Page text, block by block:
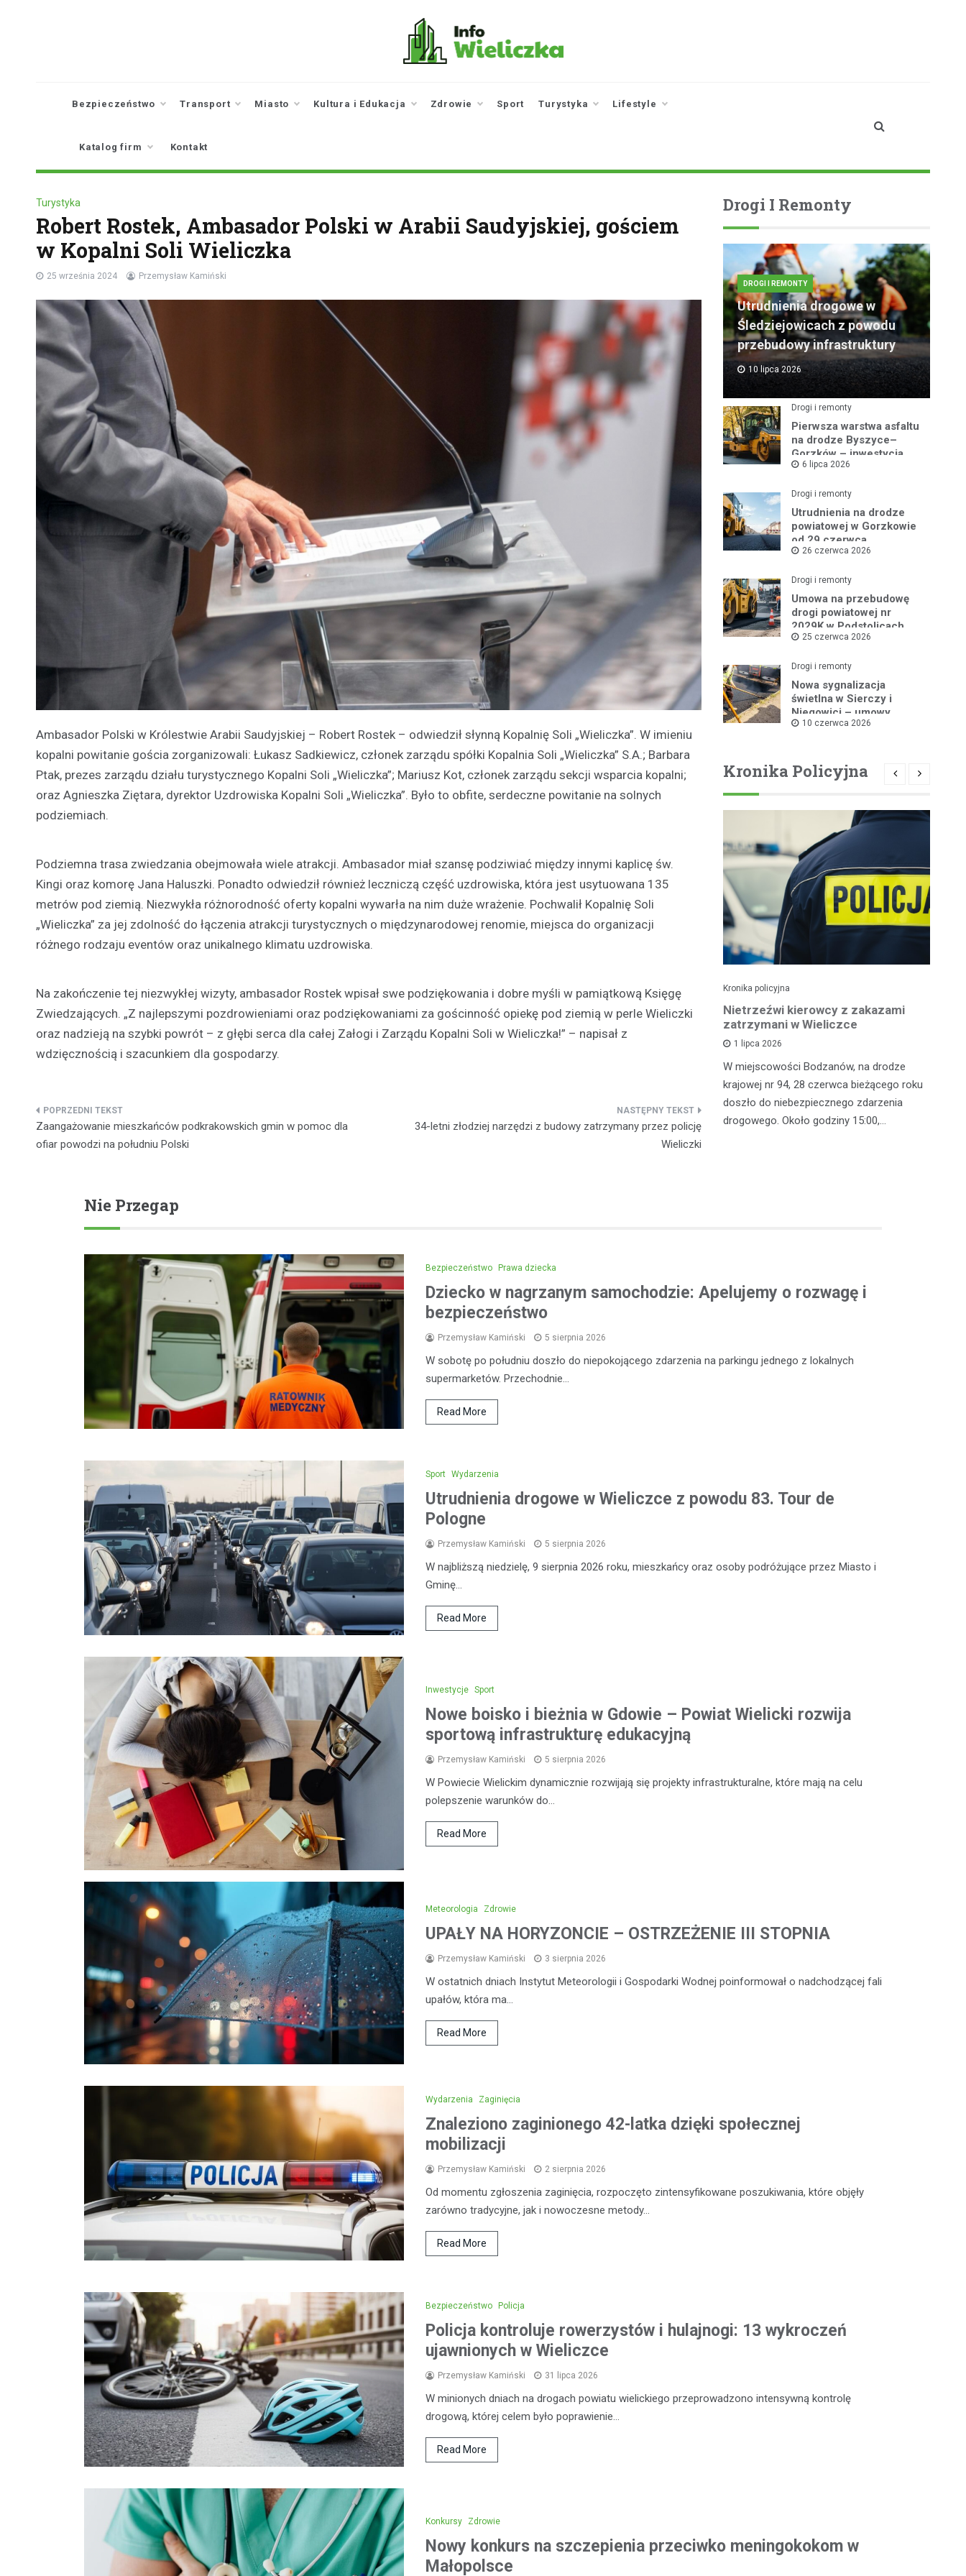
Bezpieczeństwo Transport Miasto Kultura i Edukacja Zdrowie Sport Turystyka Lifestyle
Katalog firm Kontakt
Turystyka
Robert Rostek, Ambasador Polski w Arabii Saudyjskiej, gościem
w Kopalni Soli Wieliczka
25 września 2024 Przemysław Kamiński
Ambasador Polski w Królestwie Arabii Saudyjskiej – Robert Rostek – odwiedził słynną Kopalnię Soli „Wieliczka”. W imieniu
kopalni powitanie gościa zorganizowali: Łukasz Sadkiewicz, członek zarządu spółki Kopalnia Soli „Wieliczka” S.A.; Barbara
Ptak, prezes zarządu działu turystycznego Kopalni Soli „Wieliczka”; Mariusz Kot, członek zarządu sekcji wsparcia kopalni;
oraz Agnieszka Ziętara, dyrektor Uzdrowiska Kopalni Soli „Wieliczka”. Było to obfite, serdeczne powitanie na solnych
podziemiach.
Podziemna trasa zwiedzania obejmowała wiele atrakcji. Ambasador miał szansę podziwiać między innymi kaplicę św.
Kingi oraz komorę Jana Haluszki. Ponadto odwiedził również leczniczą część uzdrowiska, która jest usytuowana 135
metrów pod ziemią. Niezwykła różnorodność oferty kopalni wywarła na nim duże wrażenie. Pochwalił Kopalnię Soli
„Wieliczka” za jej zdolność do łączenia atrakcji turystycznych o międzynarodowej renomie, miejsca do organizacji
różnego rodzaju eventów oraz unikalnego klimatu uzdrowiska.
Na zakończenie tej niezwykłej wizyty, ambasador Rostek wpisał swe podziękowania i dobre myśli w pamiątkową Księgę
Zwiedzających. „Z najlepszymi pozdrowieniami oraz podziękowaniami za gościnność opiekę pod ziemią w perle Wieliczki
oraz nadzieją na szybki powrót – z głębi serca dla całej Załogi i Zarządu Kopalni Soli w Wieliczka!” – napisał z
wdzięcznością i szacunkiem dla gospodarzy.
Nawigacja
wpisu
Zaangażowanie mieszkańców podkrakowskich gmin w pomoc dla
ofiar powodzi na południu Polski
34-letni złodziej narzędzi z budowy zatrzymany przez policję
Wieliczki
Drogi I Remonty
DROGI I REMONTY
Utrudnienia drogowe w
Śledziejowicach z powodu
przebudowy infrastruktury
10 lipca 2026
Drogi i remonty
Pierwsza warstwa asfaltu
na drodze Byszyce–
Gorzków – inwestycja
nabiera tempa!
6 lipca 2026
Drogi i remonty
Utrudnienia na drodze
powiatowej w Gorzkowie
od 29 czerwca
26 czerwca 2026
Drogi i remonty
Umowa na przebudowę
drogi powiatowej nr
2029K w Podstolicach
podpisana!
25 czerwca 2026
Drogi i remonty
Nowa sygnalizacja
świetlna w Sierczy i
Niegowici – umowy
podpisane!
10 czerwca 2026
Kronika Policyjna
Kronika policyjna
Areszt dla 31-latka za jazdę po
alkoholu i spowodowanie wypadku
kwietnia w…
Kronika policyjna
Nietrzeźwi kierowcy z zakazami
zatrzymani w Wieliczce
1 lipca 2026
W miejscowości Bodzanów, na drodze
krajowej nr 94, 28 czerwca bieżącego roku
doszło do niebezpiecznego zdarzenia
drogowego. Około godziny 15:00,…
Nie Przegap
Bezpieczeństwo Prawa dziecka
Dziecko w nagrzanym samochodzie: Apelujemy o rozwagę i
bezpieczeństwo
Przemysław Kamiński 5 sierpnia 2026
W sobotę po południu doszło do niepokojącego zdarzenia na parkingu jednego z lokalnych
supermarketów. Przechodnie…
Read More
Sport Wydarzenia
Utrudnienia drogowe w Wieliczce z powodu 83. Tour de
Pologne
Przemysław Kamiński 5 sierpnia 2026
W najbliższą niedzielę, 9 sierpnia 2026 roku, mieszkańcy oraz osoby podróżujące przez Miasto i
Gminę…
Read More
Inwestycje Sport
Nowe boisko i bieżnia w Gdowie – Powiat Wielicki rozwija
sportową infrastrukturę edukacyjną
Przemysław Kamiński 5 sierpnia 2026
W Powiecie Wielickim dynamicznie rozwijają się projekty infrastrukturalne, które mają na celu
polepszenie warunków do…
Read More
Meteorologia Zdrowie
UPAŁY NA HORYZONCIE – OSTRZEŻENIE III STOPNIA
Przemysław Kamiński 3 sierpnia 2026
W ostatnich dniach Instytut Meteorologii i Gospodarki Wodnej poinformował o nadchodzącej fali
upałów, która ma…
Read More
Wydarzenia Zaginięcia
Znaleziono zaginionego 42-latka dzięki społecznej
mobilizacji
Przemysław Kamiński 2 sierpnia 2026
Od momentu zgłoszenia zaginięcia, rozpoczęto zintensyfikowane poszukiwania, które objęły
zarówno tradycyjne, jak i nowoczesne metody…
Read More
Bezpieczeństwo Policja
Policja kontroluje rowerzystów i hulajnogi: 13 wykroczeń
ujawnionych w Wieliczce
Przemysław Kamiński 31 lipca 2026
W minionych dniach na drogach powiatu wielickiego przeprowadzono intensywną kontrolę
drogową, której celem było poprawienie…
Read More
Konkursy Zdrowie
Nowy konkurs na szczepienia przeciwko meningokokom w
Małopolsce